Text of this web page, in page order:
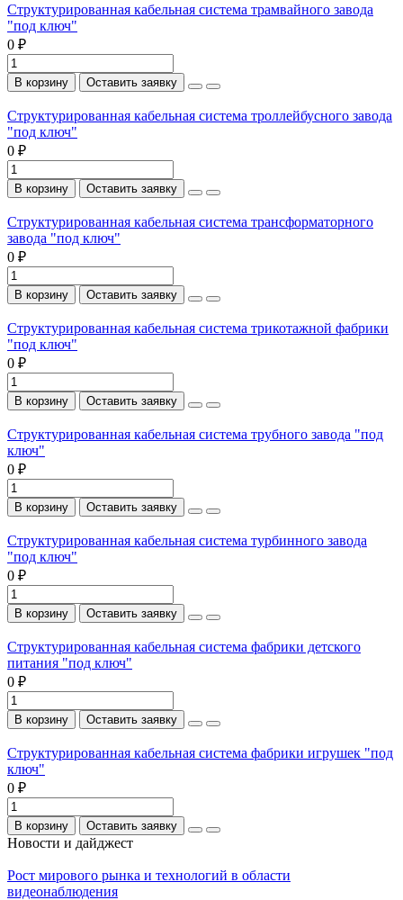
Структурированная кабельная система трамвайного завода
"под ключ"
0 ₽
В корзину Оставить заявку
Структурированная кабельная система троллейбусного завода
"под ключ"
0 ₽
В корзину Оставить заявку
Структурированная кабельная система трансформаторного
завода "под ключ"
0 ₽
В корзину Оставить заявку
Структурированная кабельная система трикотажной фабрики
"под ключ"
0 ₽
В корзину Оставить заявку
Структурированная кабельная система трубного завода "под
ключ"
0 ₽
В корзину Оставить заявку
Структурированная кабельная система турбинного завода
"под ключ"
0 ₽
В корзину Оставить заявку
Структурированная кабельная система фабрики детского
питания "под ключ"
0 ₽
В корзину Оставить заявку
Структурированная кабельная система фабрики игрушек "под
ключ"
0 ₽
В корзину Оставить заявку
Новости и дайджест
Рост мирового рынка и технологий в области
видеонаблюдения